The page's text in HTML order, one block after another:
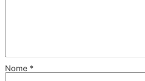
Nome *